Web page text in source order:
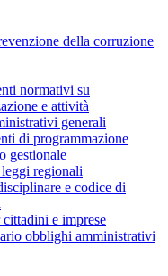
della corruzione
normativi su
e attività
generali
di programmazione
gestionale
leggi regionali
e codice di
e imprese
obblighi amministrativi